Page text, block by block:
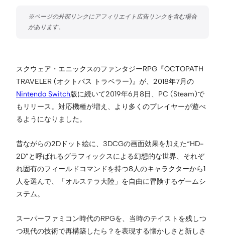
スクウェア・エニックスのファンタジーRPG『OCTOPATH
TRAVELER (オクトパス トラベラー)』が、2018年7月の
Nintendo Switch版に続いて2019年6月8日、PC (Steam)で
もリリース。対応機種が増え、より多くのプレイヤーが遊べ
るようになりました。
昔ながらの2Dドット絵に、3DCGの画面効果を加えた“HD-
2D”と呼ばれるグラフィックスによる幻想的な世界、それぞ
れ固有のフィールドコマンドを持つ8人のキャラクターから1
人を選んで、「オルステラ大陸」を自由に冒険するゲームシ
ステム。
スーパーファミコン時代のRPGを、当時のテイストを残しつ
つ現代の技術で再構築したら？を表現する懐かしさと新しさ